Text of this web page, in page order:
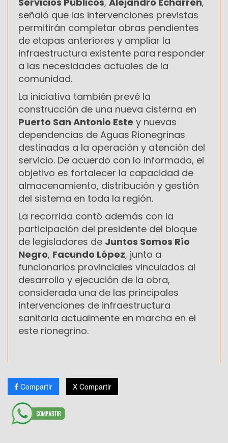
señaló que las intervenciones previstas
permitirán completar obras pendientes
de etapas anteriores y ampliar la
infraestructura existente para responder
a las necesidades actuales de la
comunidad.
La iniciativa también prevé la
construcción de una nueva cisterna en
Puerto San Antonio Este y nuevas
dependencias de Aguas Rionegrinas
destinadas a la operación y atención del
servicio. De acuerdo con lo informado, el
objetivo es fortalecer la capacidad de
almacenamiento, distribución y gestión
del sistema en toda la región.
La recorrida contó además con la
participación del presidente del bloque
de legisladores de Juntos Somos Río
Negro, Facundo López, junto a
funcionarios provinciales vinculados al
desarrollo y ejecución de la obra,
considerada una de las principales
intervenciones de infraestructura
sanitaria actualmente en marcha en el
este rionegrino.
Compartir X Compartir